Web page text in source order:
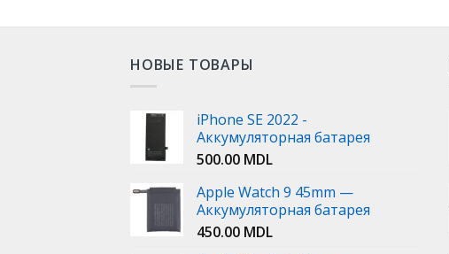
НОВЫЕ ТОВАРЫ
iPhone SE 2022 -
Аккумуляторная батарея
500.00 MDL
Apple Watch 9 45mm —
Аккумуляторная батарея
450.00 MDL